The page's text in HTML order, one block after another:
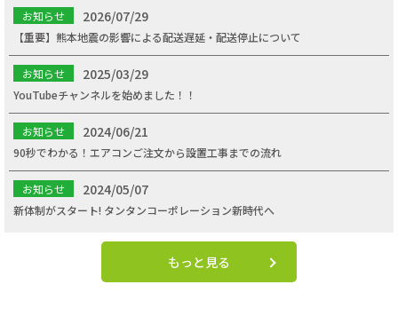
お知らせ 2026/07/29
【重要】熊本地震の影響による配送遅延・配送停止について
お知らせ 2025/03/29
YouTubeチャンネルを始めました！！
お知らせ 2024/06/21
90秒でわかる！エアコンご注文から設置工事までの流れ
お知らせ 2024/05/07
新体制がスタート! タンタンコーポレーション新時代へ
もっと見る